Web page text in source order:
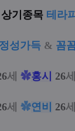
상기종목 테라
정성가득 & 꼼
세 ✿홍시 26세
세 ✿연비 26세